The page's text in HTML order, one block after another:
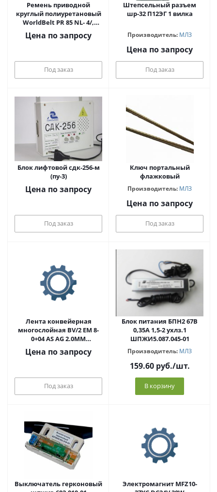
Ремень приводной
круглый полиуретановый
WorldBelt PR 85 NL- 4/,
360мм, соединённый,
китай
Цена по запросу
Под заказ
Штепсельный разъем
шр-32 П12ЭГ 1 вилка
Производитель: МЛЗ
Цена по запросу
Под заказ
Блок лифтовой сдк-256-м
(пу-3)
Цена по запросу
Под заказ
Ключ портальный
флажковый
Производитель: МЛЗ
Цена по запросу
Под заказ
Лента конвейерная
многослойная BV/2 EM 8-
0+04 AS AG 2.0MM
бесконечная 3210х300мм
Цена по запросу
Под заказ
Блок питания БПН2 67В
0,35А 1,5-2 ухлз.1
ШПЖИ5.087.045-01
Производитель: МЛЗ
159.60руб./шт.
В корзину
Выключатель герконовый
Электромагнит MFZ10-